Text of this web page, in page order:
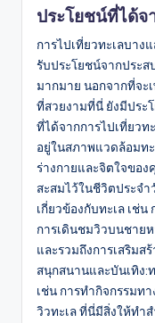
ประโยชน์ที่ได้จ
การไปเที่ยวทะเลบา
รับประโยชน์จากประ
มากมาย นอกจากที่จะ
ที่สวยงามที่นี่ ยังมีปร
ที่ได้จากการไปเที่ยวท
อยู่ในสภาพแวดล้อมท
ร่างกายและจิตใจขอ
สะสมไว้ในชีวิตประจ
เกี่ยวข้องกับทะเล เช่
การเดินชมวิวบนชาย
และรวมถึงการเสริมส
สนุกสนานและบันเทิง:
เช่น การทำกิจกรรมท
วิวทะเล ที่นี่มีสิ่งให้ท